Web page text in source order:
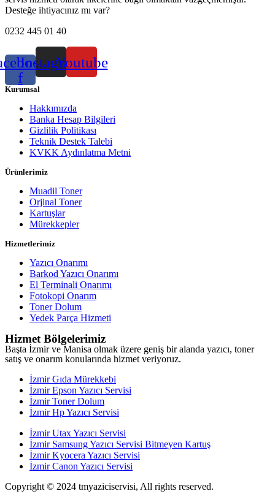
Desteğe ihtiyacınız mı var?
0232 445 01 40
f
InstagramYoutube
Kurumsal
Hakkımızda
Banka Hesap Bilgileri
Gizlilik Politikası
Teknik Destek Talebi
KVKK Aydınlatma Metni
Ürünlerimiz
Muadil Toner
Orjinal Toner
Kartuşlar
Mürekkepler
Hizmetlerimiz
Yazıcı Onarımı
Barkod Yazıcı Onarımı
El Terminali Onarımı
Fotokopi Onarım
Toner Dolum
Yedek Parça Hizmeti
Hizmet Bölgelerimiz
Başta İzmir ve Manisa olmak üzere geniş bir alanda yazıcı, toner
satış ve onarım konularında hizmet veriyoruz.
İzmir Gıda Mürekkebi
İzmir Epson Yazıcı Servisi
İzmir Toner Dolum
İzmir Hp Yazıcı Servisi
İzmir Utax Yazıcı Servisi
İzmir Samsung Yazıcı Servisi Bitmeyen Kartuş
İzmir Kyocera Yazıcı Servisi
İzmir Canon Yazıcı Servisi
Copyright © 2024 tmyaziciservisi, All rights reserved.